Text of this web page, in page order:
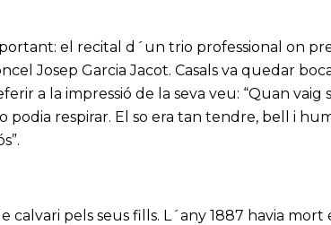
el recital d´un trio professional on
Josep Garcia Jacot. Casals va quedar
a la impressió de la seva veu: “Quan vaig
podia respirar. El so era tan tendre, bell i
calvari pels seus fills. L´any 1887 havia